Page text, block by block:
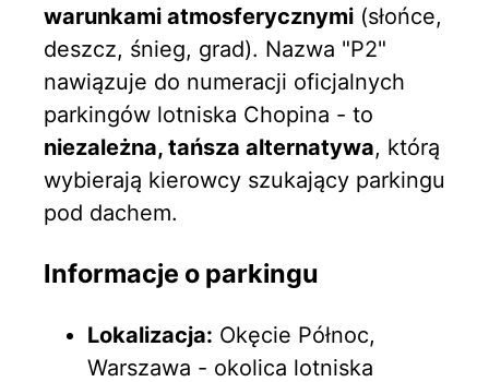
warunkami atmosferycznymi (słońce,
deszcz, śnieg, grad). Nazwa "P2"
nawiązuje do numeracji oficjalnych
parkingów lotniska Chopina - to
niezależna, tańsza alternatywa, którą
wybierają kierowcy szukający parkingu
pod dachem.
Informacje o parkingu
Lokalizacja: Okęcie Północ,
Warszawa - okolica lotniska